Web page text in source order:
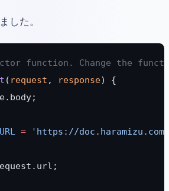
した。
function. Change the
( request , response) {
= 'https://doc.haramizu.com'